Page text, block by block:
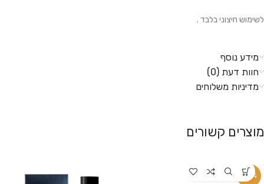
לשימוש חיצוני בלבד .
מידע נוסף
חוות דעת (0)
מדיניות משלוחים
מוצרים קשורים
-13%